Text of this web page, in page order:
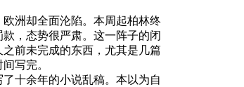
洲却全面沦陷。本周起柏林终
，态势很严肃。这一阵子的闭
前未完成的东西，尤其是几篇
写完。
十余年的小说乱稿。本以为自